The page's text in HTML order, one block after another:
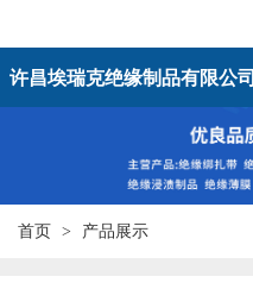
许昌埃瑞克绝缘制品有限公司
首页 产品展示